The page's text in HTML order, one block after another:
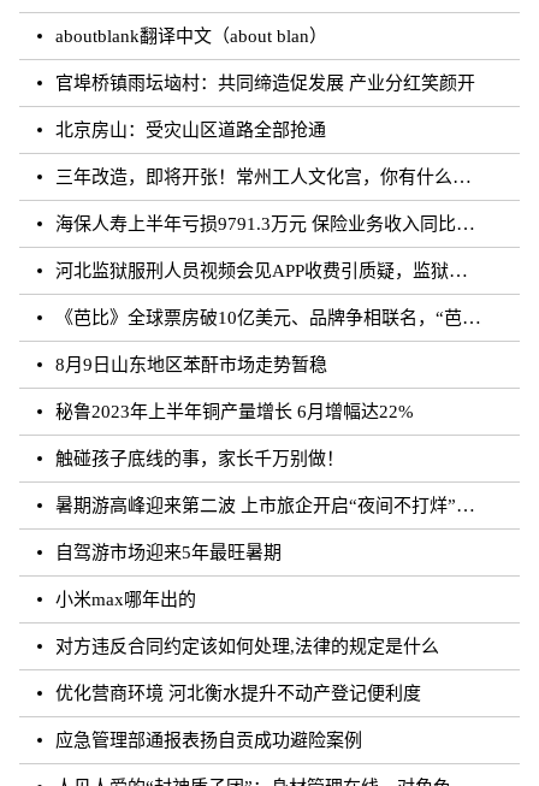
aboutblank翻译中文（about blan）
官埠桥镇雨坛垴村：共同缔造促发展 产业分红笑颜开
北京房山：受灾山区道路全部抢通
三年改造，即将开张！常州工人文化宫，你有什么话说？
海保人寿上半年亏损9791.3万元 保险业务收入同比增长约50.73%
河北监狱服刑人员视频会见APP收费引质疑，监狱：开发公司收取
《芭比》全球票房破10亿美元、品牌争相联名，“芭比”IP第二春来临？
8月9日山东地区苯酐市场走势暂稳
秘鲁2023年上半年铜产量增长 6月增幅达22%
触碰孩子底线的事，家长千万别做！
暑期游高峰迎来第二波 上市旅企开启“夜间不打烊”模式
自驾游市场迎来5年最旺暑期
小米max哪年出的
对方违反合同约定该如何处理,法律的规定是什么
优化营商环境 河北衡水提升不动产登记便利度
应急管理部通报表扬自贡成功避险案例